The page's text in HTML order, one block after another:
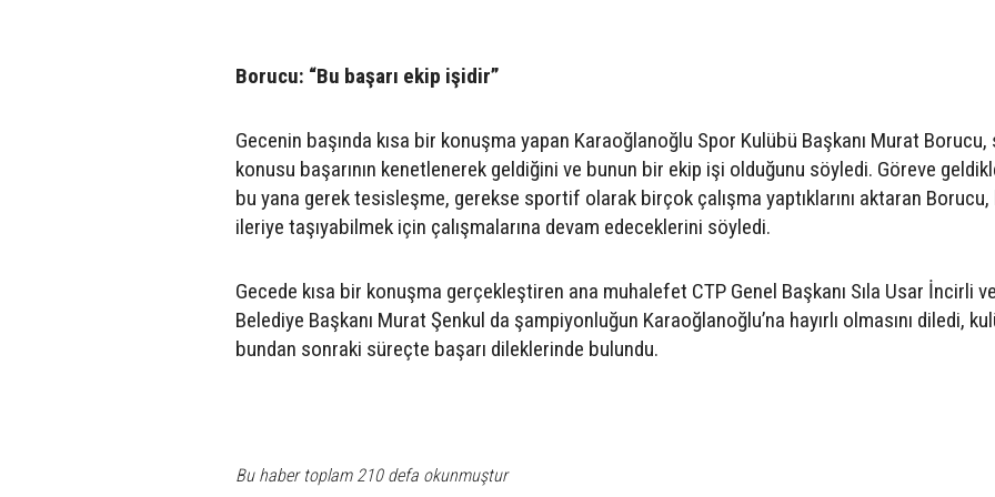
Borucu: “Bu başarı ekip işidir”
Gecenin başında kısa bir konuşma yapan Karaoğlanoğlu Spor Kulübü Başkanı Murat Borucu,
konusu başarının kenetlenerek geldiğini ve bunun bir ekip işi olduğunu söyledi. Göreve
bu yana gerek tesisleşme, gerekse sportif olarak birçok çalışma yaptıklarını aktaran Borucu,
ileriye taşıyabilmek için çalışmalarına devam edeceklerini söyledi.
Gecede kısa bir konuşma gerçekleştiren ana muhalefet CTP Genel Başkanı Sıla Usar İncirli
Belediye Başkanı Murat Şenkul da şampiyonluğun Karaoğlanoğlu’na hayırlı olmasını diledi,
bundan sonraki süreçte başarı dileklerinde bulundu.
Bu haber toplam 210 defa okunmuştur